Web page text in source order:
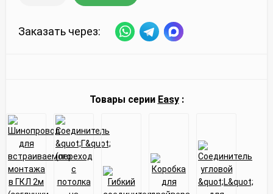
Заказать через:
Товары серии Easy: